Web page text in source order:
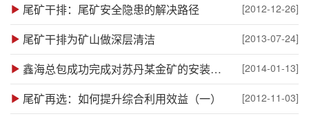
尾矿干排：尾矿安全隐患的解决路径 [2012-12-26]
尾矿干排为矿山做深层清洁 [2013-07-24]
鑫海总包成功完成对苏丹某金矿的安装调试 [2014-01-13]
尾矿再选：如何提升综合利用效益（一） [2012-11-03]